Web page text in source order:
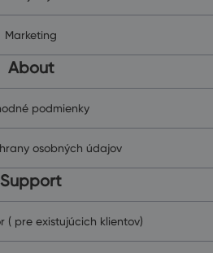
Marketing
About
podmienky
osobných údajov
Support
( pre existujúcich klientov)